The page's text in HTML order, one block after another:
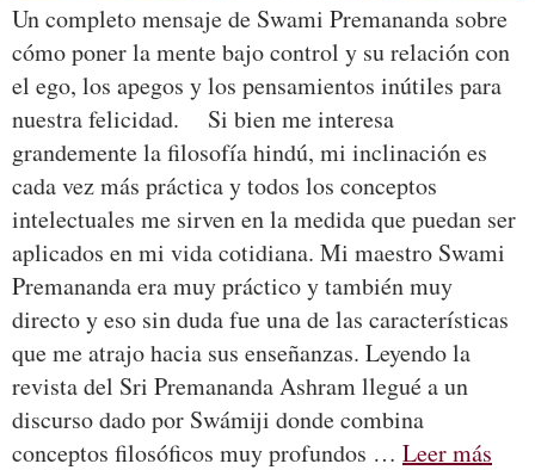
Un completo mensaje de Swami Premananda sobre
cómo poner la mente bajo control y su relación con
el ego, los apegos y los pensamientos inútiles para
nuestra felicidad. Si bien me interesa
grandemente la filosofía hindú, mi inclinación es
cada vez más práctica y todos los conceptos
intelectuales me sirven en la medida que puedan ser
aplicados en mi vida cotidiana. Mi maestro Swami
Premananda era muy práctico y también muy
directo y eso sin duda fue una de las características
que me atrajo hacia sus enseñanzas. Leyendo la
revista del Sri Premananda Ashram llegué a un
discurso dado por Swámiji donde combina
conceptos filosóficos muy profundos … Leer más